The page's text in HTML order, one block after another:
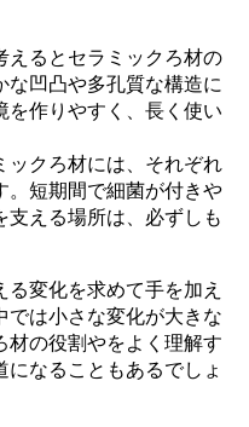
えるとセラミックろ材の
な凹凸や多孔質な構造に
を作りやすく、長く使い
ックろ材には、それぞれ
。短期間で細菌が付きや
支える場所は、必ずしも
変化を求めて手を加え
では小さな変化が大きな
材の役割やをよく理解す
なることもあるでしょ